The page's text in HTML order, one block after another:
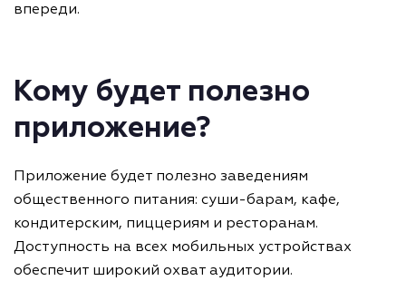
впереди.
Кому будет полезно
приложение?
Приложение будет полезно заведениям
общественного питания: суши-барам, кафе,
кондитерским, пиццериям и ресторанам.
Доступность на всех мобильных устройствах
обеспечит широкий охват аудитории.